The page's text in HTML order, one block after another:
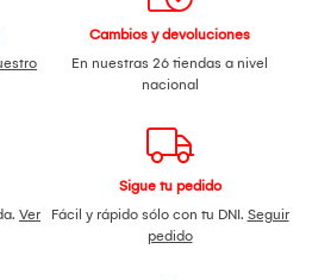
Cambios y devoluciones
En nuestras 26 tiendas a nivel
nacional
Ver
Sigue tu pedido
Fácil y rápido sólo con tu DNI. Seguir
pedido